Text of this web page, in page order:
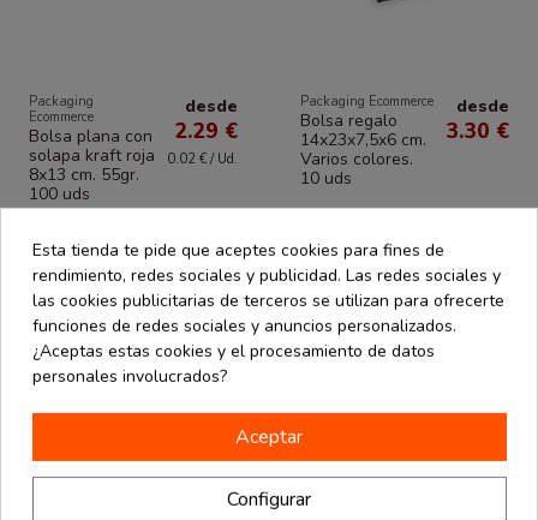
Packaging
Ecommerce
Bolsa plana con
solapa kraft roja
8x13 cm. 55gr.
100 uds
desde
2.29 €
0.02 € / Ud.
Packaging Ecommerce
Bolsa regalo
14x23x7,5x6 cm.
Varios colores.
10 uds
desde
3.30 €
Esta tienda te pide que aceptes cookies para fines de
rendimiento, redes sociales y publicidad. Las redes sociales y
las cookies publicitarias de terceros se utilizan para ofrecerte
funciones de redes sociales y anuncios personalizados.
¿Aceptas estas cookies y el procesamiento de datos
personales involucrados?
Aceptar
Configurar